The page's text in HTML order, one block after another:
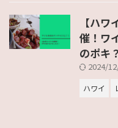
【ハ
催！ワ
のポキ？
2024/
ハワイ